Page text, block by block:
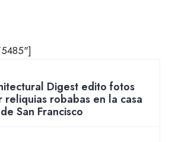
Digest edito fotos
reliquias robabas en la casa
San Francisco